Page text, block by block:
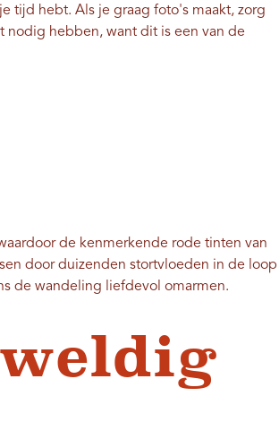
tijd hebt. Als je graag foto's maakt, zorg
nodig hebben, want dit is een van de
de kenmerkende rode tinten van
door duizenden stortvloeden in de loop
de wandeling liefdevol omarmen.